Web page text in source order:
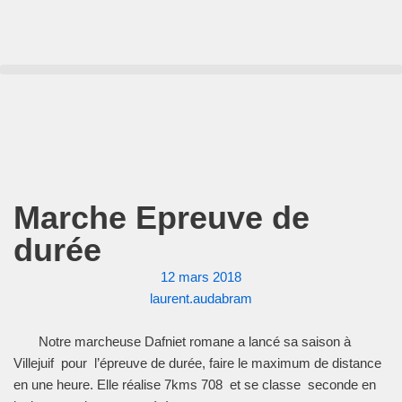
Marche Epreuve de
durée
12 mars 2018
laurent.audabram
N‌otre marcheuse Dafniet romane a lancé sa saison à
Villejuif pour l’épreuve de durée, faire le maximum de distance
en une heure. Elle réalise 7kms 708 ‌ et se classe seconde en